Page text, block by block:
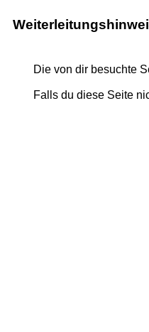
Die von dir besuchte
Falls du diese Seite